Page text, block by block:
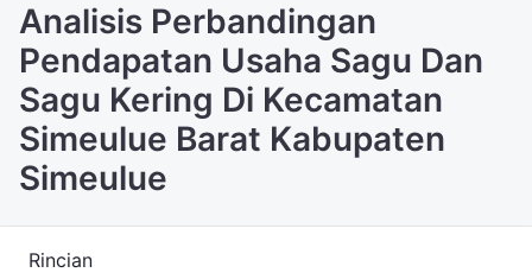
Analisis Perbandingan
Pendapatan Usaha Sagu Dan
Sagu Kering Di Kecamatan
Simeulue Barat Kabupaten
Simeulue
Rincian